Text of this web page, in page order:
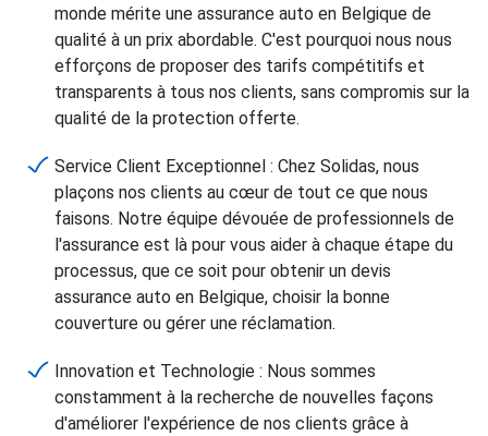
monde mérite une assurance auto en Belgique de
qualité à un prix abordable. C'est pourquoi nous nous
efforçons de proposer des tarifs compétitifs et
transparents à tous nos clients, sans compromis sur la
qualité de la protection offerte.
Service Client Exceptionnel : Chez Solidas, nous
plaçons nos clients au cœur de tout ce que nous
faisons. Notre équipe dévouée de professionnels de
l'assurance est là pour vous aider à chaque étape du
processus, que ce soit pour obtenir un devis
assurance auto en Belgique, choisir la bonne
couverture ou gérer une réclamation.
Innovation et Technologie : Nous sommes
constamment à la recherche de nouvelles façons
d'améliorer l'expérience de nos clients grâce à